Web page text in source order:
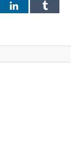
LinkedInTumblr